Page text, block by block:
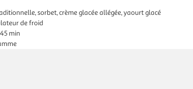
sorbet, crème glacée allégée, yaourt glacé
de froid
min